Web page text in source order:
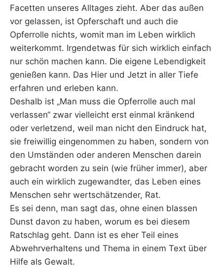
Facetten unseres Alltages zieht. Aber das außen
vor gelassen, ist Opferschaft und auch die
Opferrolle nichts, womit man im Leben wirklich
weiterkommt. Irgendetwas für sich wirklich einfach
nur schön machen kann. Die eigene Lebendigkeit
genießen kann. Das Hier und Jetzt in aller Tiefe
erfahren und erleben kann.
Deshalb ist „Man muss die Opferrolle auch mal
verlassen“ zwar vielleicht erst einmal kränkend
oder verletzend, weil man nicht den Eindruck hat,
sie freiwillig eingenommen zu haben, sondern von
den Umständen oder anderen Menschen darein
gebracht worden zu sein (wie früher immer), aber
auch ein wirklich zugewandter, das Leben eines
Menschen sehr wertschätzender, Rat.
Es sei denn, man sagt das, ohne einen blassen
Dunst davon zu haben, worum es bei diesem
Ratschlag geht. Dann ist es eher Teil eines
Abwehrverhaltens und Thema in einem Text über
Hilfe als Gewalt.